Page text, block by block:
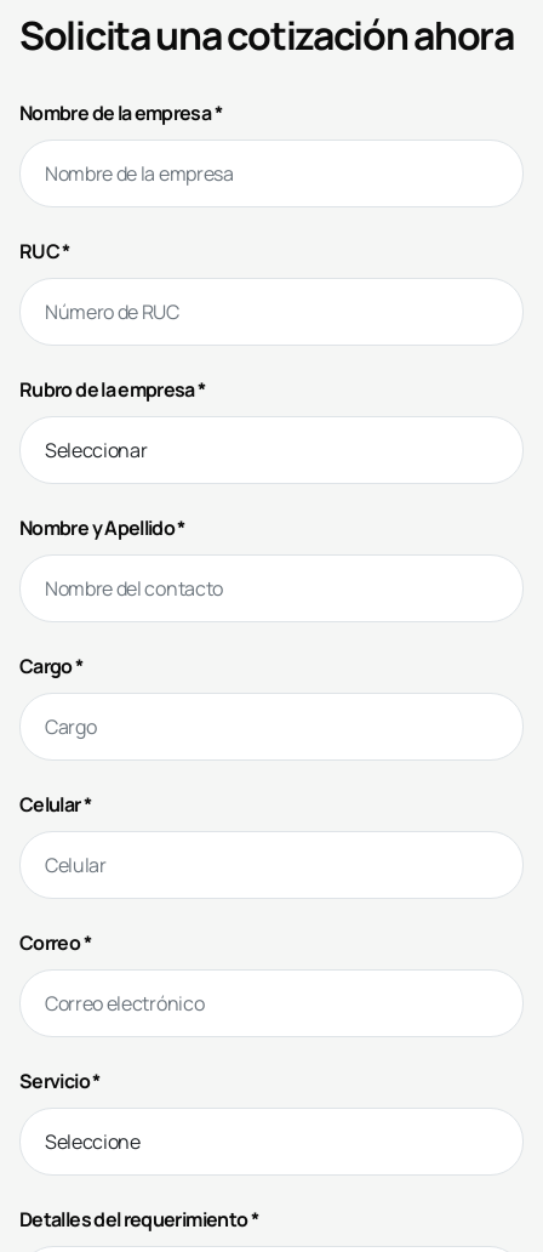
Solicita una cotización ahora
Nombre de la empresa *
RUC *
Rubro de la empresa *
Nombre y Apellido *
Cargo *
Celular *
Correo *
Servicio *
Detalles del requerimiento *